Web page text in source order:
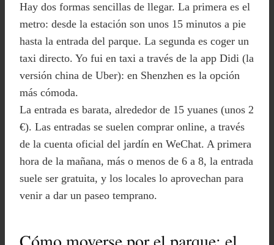
Hay dos formas sencillas de llegar. La primera es el
metro: desde la estación son unos 15 minutos a pie
hasta la entrada del parque. La segunda es coger un
taxi directo. Yo fui en taxi a través de la app Didi (la
versión china de Uber): en Shenzhen es la opción
más cómoda.
La entrada es barata, alrededor de 15 yuanes (unos 2
€). Las entradas se suelen comprar online, a través
de la cuenta oficial del jardín en WeChat. A primera
hora de la mañana, más o menos de 6 a 8, la entrada
suele ser gratuita, y los locales lo aprovechan para
venir a dar un paseo temprano.